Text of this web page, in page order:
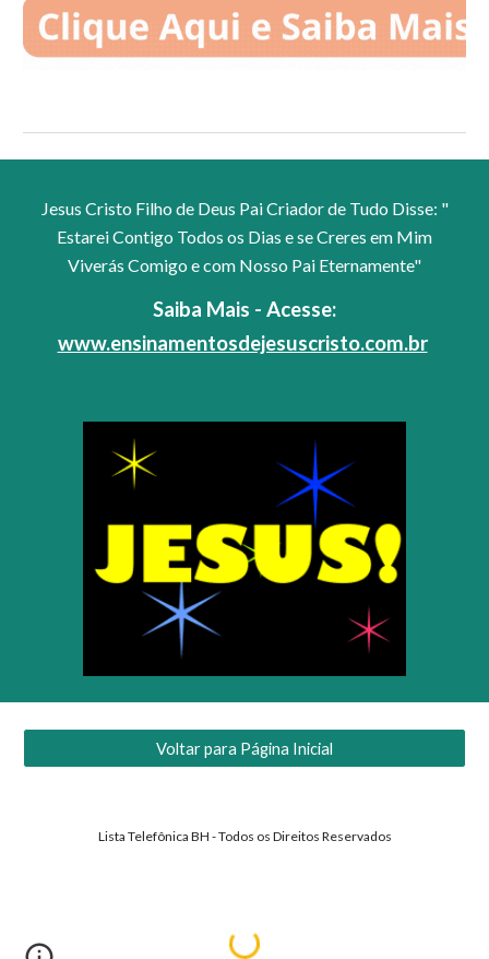
Jesus Cristo Filho de Deus Pai Criador de Tudo Disse: "
Estarei Contigo Todos os Dias e se Creres em Mim
Viverás Comigo e com Nosso Pai Eternamente"
Saiba Mais - Acesse:
www.ensinamentosdejesuscristo.com.br
Voltar para Página Inicial
Lista Telefônica BH - Todos os Direitos Reservados